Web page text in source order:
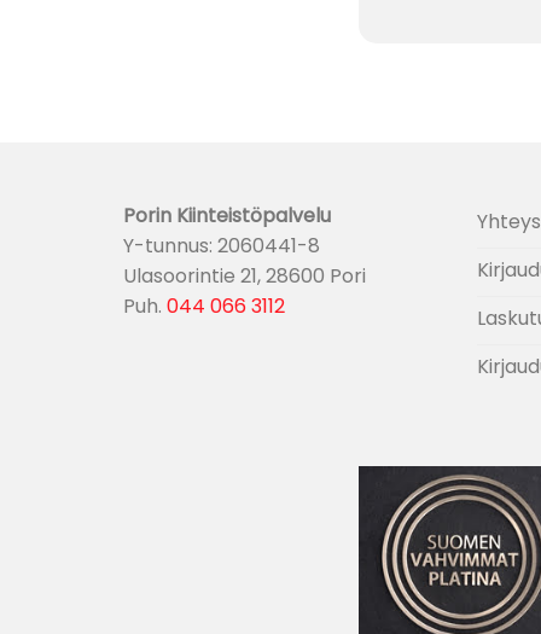
Porin Kiinteistöpalvelu
Y-tunnus: 2060441-8
Ulasoorintie 21, 28600 Pori
Puh. 044 066 3112